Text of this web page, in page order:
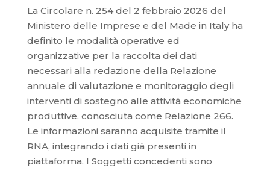
La Circolare n. 254 del 2 febbraio 2026 del
Ministero delle Imprese e del Made in Italy ha
definito le modalità operative ed
organizzative per la raccolta dei dati
necessari alla redazione della Relazione
annuale di valutazione e monitoraggio degli
interventi di sostegno alle attività economiche
produttive, conosciuta come Relazione 266.
Le informazioni saranno acquisite tramite il
RNA, integrando i dati già presenti in
piattaforma. I Soggetti concedenti sono